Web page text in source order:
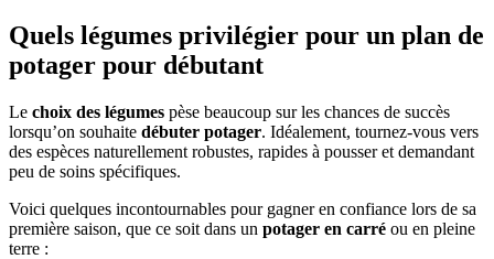
Quels légumes privilégier pour un plan de
potager pour débutant
Le choix des légumes pèse beaucoup sur les chances de succès
lorsqu’on souhaite débuter potager. Idéalement, tournez-vous vers
des espèces naturellement robustes, rapides à pousser et demandant
peu de soins spécifiques.
Voici quelques incontournables pour gagner en confiance lors de sa
première saison, que ce soit dans un potager en carré ou en pleine
terre :